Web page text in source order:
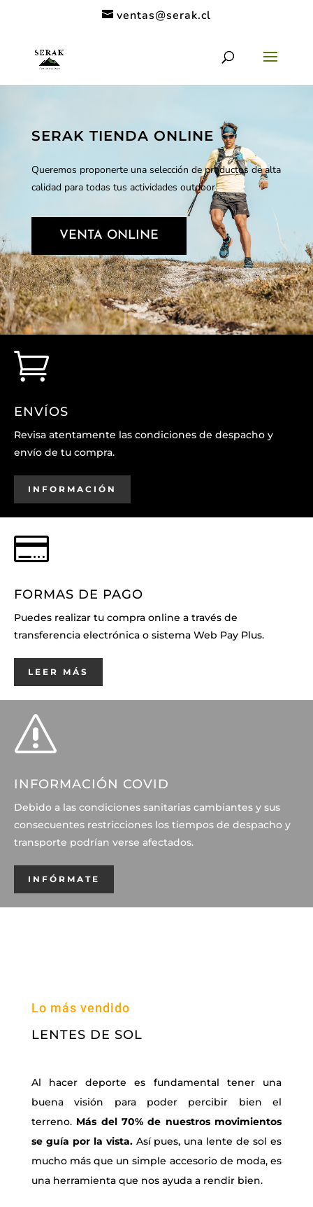
ventas@serak.cl
SERAK TIENDA ONLINE
Queremos proponerte una selección de productos de alta
calidad para todas tus actividades outdoor.
VENTA ONLINE

ENVÍOS
Revisa atentamente las condiciones de despacho y
envío de tu compra.
INFORMACIÓN

FORMAS DE PAGO
Puedes realizar tu compra online a través de
transferencia electrónica o sistema Web Pay Plus.
LEER MÁS
s
INFORMACIÓN COVID
Debido a las condiciones sanitarias cambiantes y sus
consecuentes restricciones los tiempos de despacho y
transporte podrían verse afectados.
INFÓRMATE
Lo más vendido
LENTES DE SOL
Al hacer deporte es fundamental tener una
buena visión para poder percibir bien el
terreno. Más del 70% de nuestros movimientos
se guía por la vista.Así pues, una lente de sol es
mucho más que un simple accesorio de moda, es
una herramienta que nos ayuda a rendir bien.